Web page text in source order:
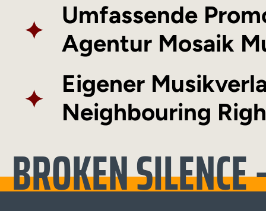
✦
Umfassende
Agentur Mosaik
✦ Eigener
Neighbouring
BROKEN